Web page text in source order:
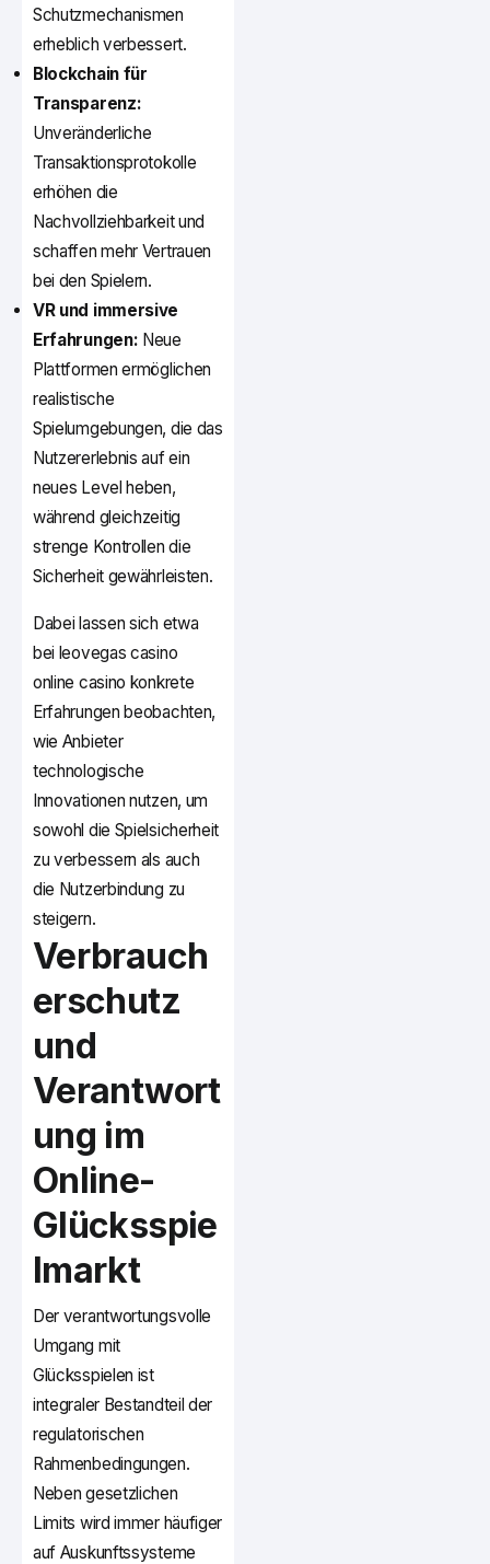
Schutzmechanismen
erheblich verbessert.
Blockchain für
Transparenz:
Unveränderliche
Transaktionsprotokolle
erhöhen die
Nachvollziehbarkeit und
schaffen mehr Vertrauen
bei den Spielern.
VR und immersive
Erfahrungen: Neue
Plattformen ermöglichen
realistische
Spielumgebungen, die das
Nutzererlebnis auf ein
neues Level heben,
während gleichzeitig
strenge Kontrollen die
Sicherheit gewährleisten.
Dabei lassen sich etwa
bei leovegas casino
online casino konkrete
Erfahrungen beobachten,
wie Anbieter
technologische
Innovationen nutzen, um
sowohl die Spielsicherheit
zu verbessern als auch
die Nutzerbindung zu
steigern.
Verbrauch
erschutz
und
Verantwort
ung im
Online-
Glücksspie
lmarkt
Der verantwortungsvolle
Umgang mit
Glücksspielen ist
integraler Bestandteil der
regulatorischen
Rahmenbedingungen.
Neben gesetzlichen
Limits wird immer häufiger
auf Auskunftssysteme